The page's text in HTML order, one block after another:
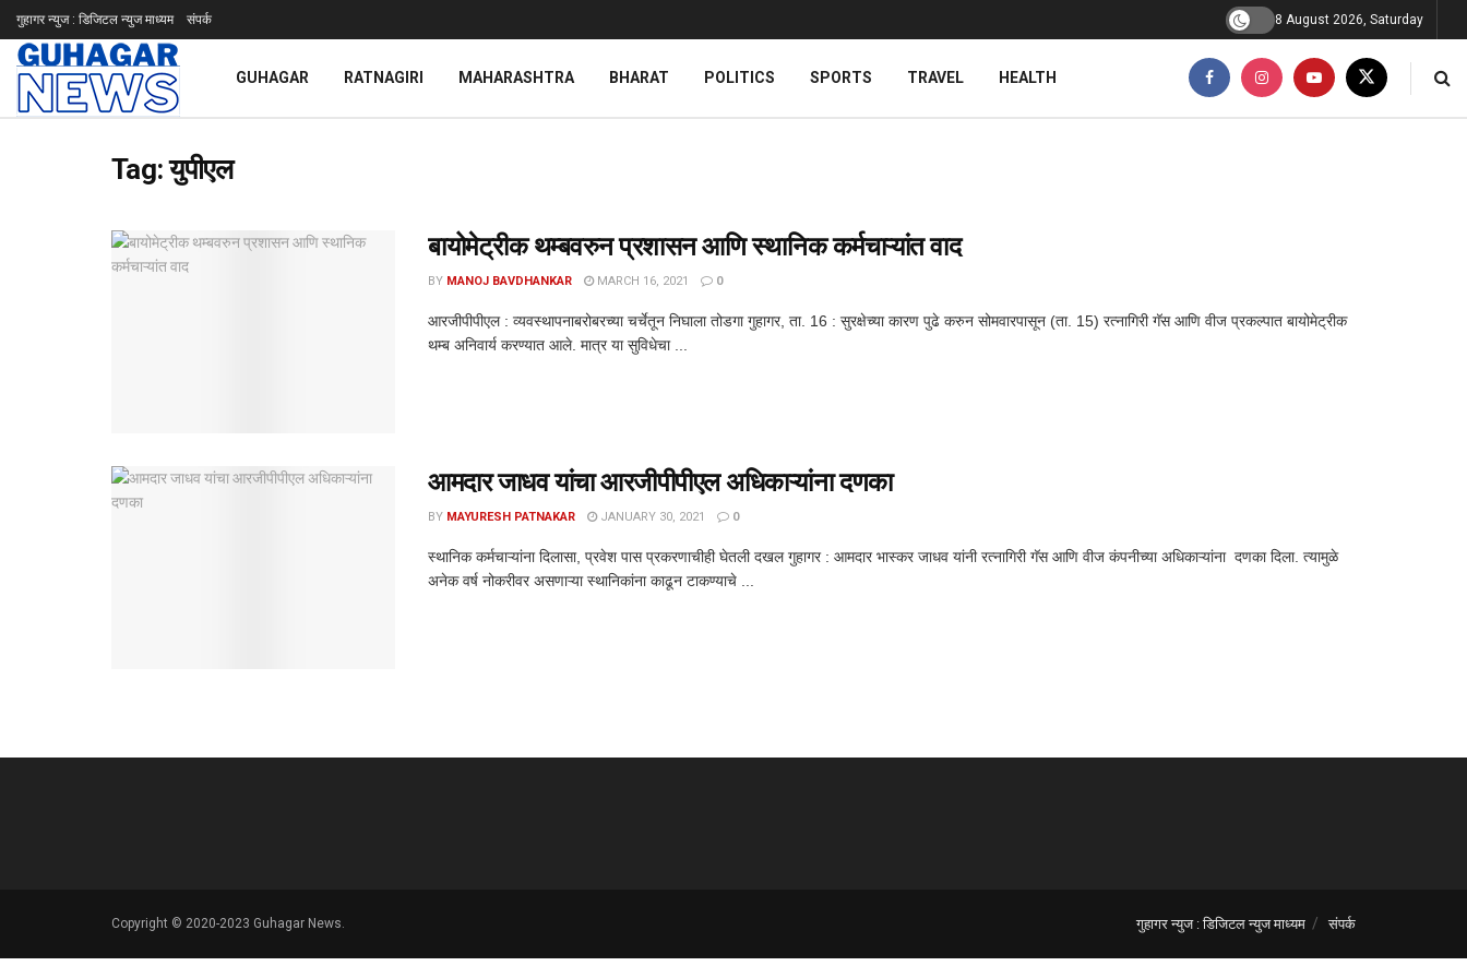
गुहागर न्युज : डिजिटल न्युज माध्यम संपर्क 8 August 2026, Saturday
GUHAGAR RATNAGIRI MAHARASHTRA BHARAT POLITICS SPORTS TRAVEL HEALTH
Tag:युपीएल
बायोमेट्रीक थम्बवरुन प्रशासन आणि स्थानिक कर्मचाऱ्यांत वाद
BY MANOJ BAVDHANKAR MARCH 16, 2021 0
आरजीपीपीएल : व्यवस्थापनाबरोबरच्या चर्चेतून निघाला तोडगा गुहागर, ता. 16 : सुरक्षेच्या कारण पुढे करुन सोमवारपासून (ता. 15) रत्नागिरी गॅस आणि वीज प्रकल्पात बायोमेट्रीक
थम्ब अनिवार्य करण्यात आले. मात्र या सुविधेचा ...
आमदार जाधव यांचा आरजीपीपीएल अधिकाऱ्यांना दणका
BY MAYURESH PATNAKAR JANUARY 30, 2021 0
स्थानिक कर्मचाऱ्यांना दिलासा, प्रवेश पास प्रकरणाचीही घेतली दखल गुहागर : आमदार भास्कर जाधव यांनी रत्नागिरी गॅस आणि वीज कंपनीच्या अधिकाऱ्यांना दणका दिला. त्यामुळे
अनेक वर्ष नोकरीवर असणाऱ्या स्थानिकांना काढून टाकण्याचे ...
गुहागर न्युज : डिजिटल न्युज माध्यम संपर्क
Copyright © 2020-2023 Guhagar News.